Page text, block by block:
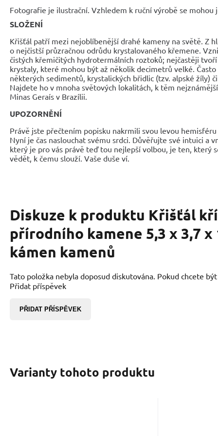
Fotografie je ilustrační. Vzhledem k ruční výrobě se
SLOŽENÍ
Křišťál patří mezi nejoblíbenější drahé kameny na světě. Z
o nejčistší průzračnou odrůdu krystalovaného křemene.
čistých křemičitých hydrotermálních roztoků; nejčastěji
krystaly, které mohou být až několik decimetrů velké.
některých sedimentů, krystalických břidlic (tzv. alpské žíly)
Najdete ho v mnoha světových lokalitách, k těm
Minas Geraís v Brazílii.
UPOZORNĚNÍ
Právě jste přečtením popisku nakrmili svou levou
Nyní je čas naslouchat svému srdci. Důvěřujte své intuici a
který je pro vás právě teď tou nejlepší volbou, je ten, který
vědět, k čemu slouží. Vaše duše ví.
Diskuze k produktu Křišťál
přírodního kamene 5,3 x 3,7 x
kámen kamenů
Tato položka nebyla doposud diskutována. Pokud chcete
Přidat příspěvek
PŘIDAT PŘÍSPĚVEK
Varianty tohoto produktu